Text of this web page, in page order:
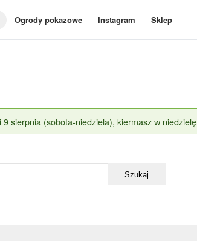
Ogrody pokazowe Instagram Sklep
sierpnia (sobota-niedziela), kiermasz w niedzielę
Szukaj